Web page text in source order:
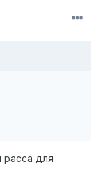
расса для